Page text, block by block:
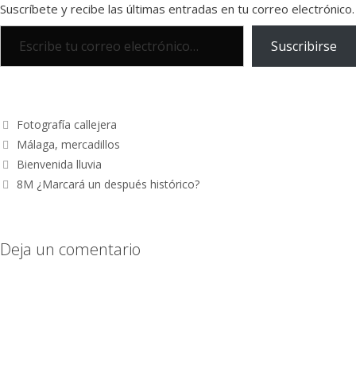
Suscríbete y recibe las últimas entradas en tu correo electrónico.
Suscribirse
Fotografía callejera
Málaga,mercadillos
Bienvenida lluvia
8M ¿Marcará un después histórico?
Deja un comentario